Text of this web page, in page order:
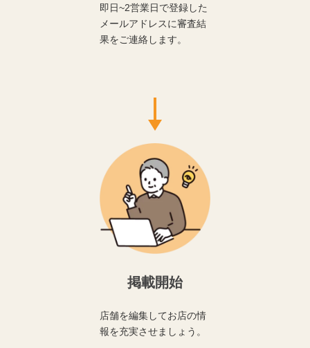
即日~2営業日で登録した
メールアドレスに審査結
果をご連絡します。
掲載開始
店舗を編集してお店の情
報を充実させましょう。